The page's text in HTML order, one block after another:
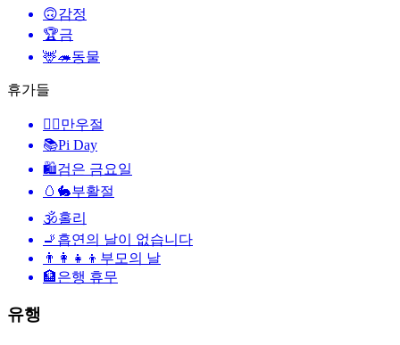
🙃감정
🏆금
🦌🦔동물
휴가들
🙆‍♂️만우절
📚Pi Day
🛍검은 금요일
🥚🐇부활절
🕉홀리
🚬 흡연의 날이 없습니다
👨‍👩‍👧‍👦 부모의 날
🏦은행 휴무
유행